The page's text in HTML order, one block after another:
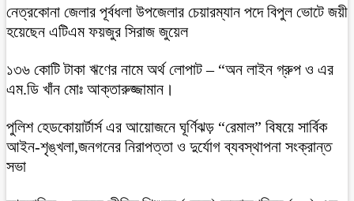
নেত্রকোনা জেলার পূর্বধলা উপজেলার চেয়ারম্যান পদে বিপুল ভোটে জয়ী
হয়েছেন এটিএম ফয়জুর সিরাজ জুয়েল
১৩৬ কোটি টাকা ঋণের নামে অর্থ লোপাট – “অন লাইন গ্রুপ ও এর
এম.ডি খাঁন মোঃ আক্তারুজ্জামান।
পুলিশ হেডকোয়ার্টার্স এর আয়োজনে ঘূর্ণিঝড় “রেমাল” বিষয়ে সার্বিক
আইন-শৃঙ্খলা,জনগনের নিরাপত্তা ও দুর্যোগ ব্যবস্থাপনা সংক্রান্ত
সভা